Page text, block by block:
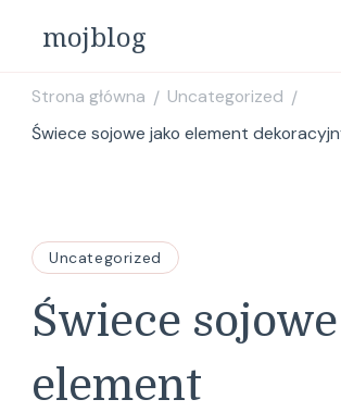
mojblog
Strona główna / Uncategorized /
Świece sojowe jako element
Uncategorized
Świece
element